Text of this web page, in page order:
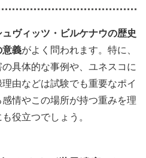
ュヴィッツ・ビルケナウの歴史
意義がよく問われます。特に、
具体的な事例や、ユネスコに
由などは試験でも重要なポイ
情やこの場所が持つ重みを理
役立つでしょう。